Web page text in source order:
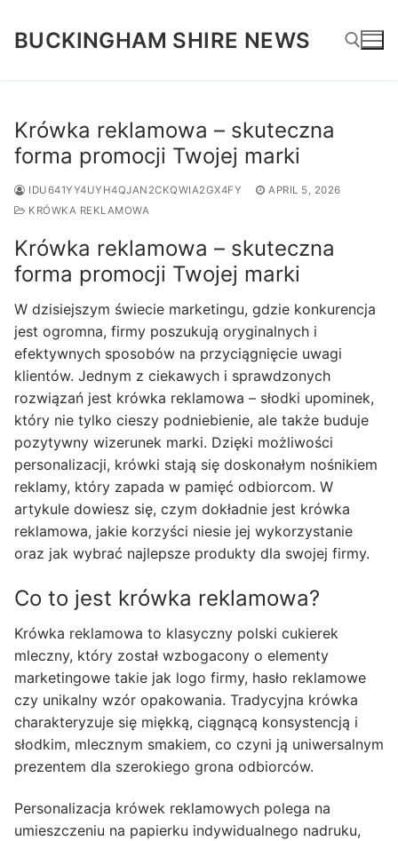
content
BUCKINGHAM SHIRE NEWS
Krówka reklamowa – skuteczna
forma promocji Twojej marki
IDU641YY4UYH4QJAN2CKQWIA2GX4FY
APRIL 5, 2026
KRÓWKA REKLAMOWA
Krówka reklamowa – skuteczna
forma promocji Twojej marki
W dzisiejszym świecie marketingu, gdzie konkurencja
jest ogromna, firmy poszukują oryginalnych i
efektywnych sposobów na przyciągnięcie uwagi
klientów. Jednym z ciekawych i sprawdzonych
rozwiązań jest krówka reklamowa – słodki upominek,
który nie tylko cieszy podniebienie, ale także buduje
pozytywny wizerunek marki. Dzięki możliwości
personalizacji, krówki stają się doskonałym nośnikiem
reklamy, który zapada w pamięć odbiorcom. W
artykule dowiesz się, czym dokładnie jest krówka
reklamowa, jakie korzyści niesie jej wykorzystanie
oraz jak wybrać najlepsze produkty dla swojej firmy.
Co to jest krówka reklamowa?
Krówka reklamowa to klasyczny polski cukierek
mleczny, który został wzbogacony o elementy
marketingowe takie jak logo firmy, hasło reklamowe
czy unikalny wzór opakowania. Tradycyjna krówka
charakteryzuje się miękką, ciągnącą konsystencją i
słodkim, mlecznym smakiem, co czyni ją uniwersalnym
prezentem dla szerokiego grona odbiorców.
Personalizacja krówek reklamowych polega na
umieszczeniu na papierku indywidualnego nadruku,